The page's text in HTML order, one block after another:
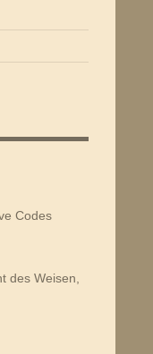
Codes
des Weisen,